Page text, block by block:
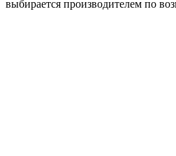
выбирается производителем по